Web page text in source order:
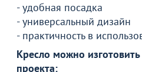
- удобная посадка
- универсальный дизайн
- практичность в
Кресло можно
проекта:
Товар в корзине